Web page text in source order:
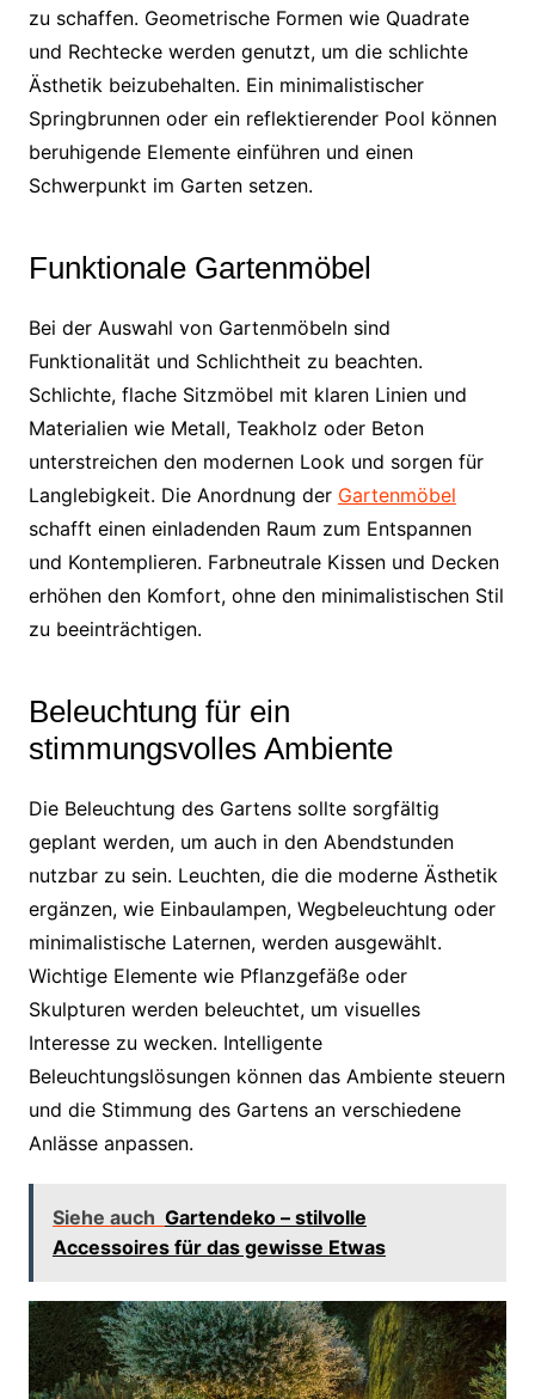
zu schaffen. Geometrische Formen wie Quadrate
und Rechtecke werden genutzt, um die schlichte
Ästhetik beizubehalten. Ein minimalistischer
Springbrunnen oder ein reflektierender Pool können
beruhigende Elemente einführen und einen
Schwerpunkt im Garten setzen.
Funktionale Gartenmöbel
Bei der Auswahl von Gartenmöbeln sind
Funktionalität und Schlichtheit zu beachten.
Schlichte, flache Sitzmöbel mit klaren Linien und
Materialien wie Metall, Teakholz oder Beton
unterstreichen den modernen Look und sorgen für
Langlebigkeit. Die Anordnung der Gartenmöbel
schafft einen einladenden Raum zum Entspannen
und Kontemplieren. Farbneutrale Kissen und Decken
erhöhen den Komfort, ohne den minimalistischen Stil
zu beeinträchtigen.
Beleuchtung für ein
stimmungsvolles Ambiente
Die Beleuchtung des Gartens sollte sorgfältig
geplant werden, um auch in den Abendstunden
nutzbar zu sein. Leuchten, die die moderne Ästhetik
ergänzen, wie Einbaulampen, Wegbeleuchtung oder
minimalistische Laternen, werden ausgewählt.
Wichtige Elemente wie Pflanzgefäße oder
Skulpturen werden beleuchtet, um visuelles
Interesse zu wecken. Intelligente
Beleuchtungslösungen können das Ambiente steuern
und die Stimmung des Gartens an verschiedene
Anlässe anpassen.
Siehe auch Gartendeko – stilvolle
Accessoires für das gewisse Etwas